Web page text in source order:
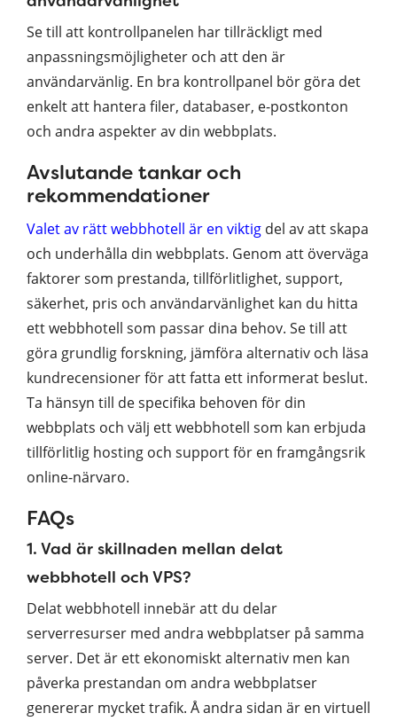
Se till att kontrollpanelen har tillräckligt med
anpassningsmöjligheter och att den är
användarvänlig. En bra kontrollpanel bör göra det
enkelt att hantera filer, databaser, e-postkonton
och andra aspekter av din webbplats.
Avslutande tankar och
rekommendationer
Valet av rätt webbhotell är en viktig del av att skapa
och underhålla din webbplats. Genom att överväga
faktorer som prestanda, tillförlitlighet, support,
säkerhet, pris och användarvänlighet kan du hitta
ett webbhotell som passar dina behov. Se till att
göra grundlig forskning, jämföra alternativ och läsa
kundrecensioner för att fatta ett informerat beslut.
Ta hänsyn till de specifika behoven för din
webbplats och välj ett webbhotell som kan erbjuda
tillförlitlig hosting och support för en framgångsrik
online-närvaro.
FAQs
1. Vad är skillnaden mellan delat
webbhotell och VPS?
Delat webbhotell innebär att du delar
serverresurser med andra webbplatser på samma
server. Det är ett ekonomiskt alternativ men kan
påverka prestandan om andra webbplatser
genererar mycket trafik. Å andra sidan är en virtuell